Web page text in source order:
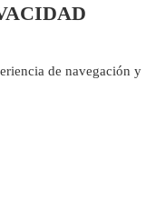
de navegación y